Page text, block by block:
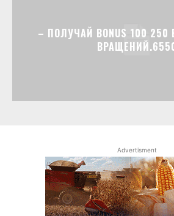
– ПОЛУЧАЙ BONUS 100
Advertisment